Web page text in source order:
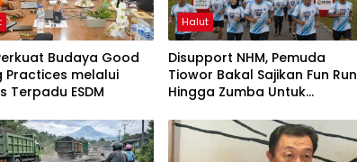
Budaya Good
Practices melalui
Terpadu ESDM
Halut
Disupport NHM, Pemuda
Tiowor Bakal Sajikan Fun Run
Hingga Zumba Untuk